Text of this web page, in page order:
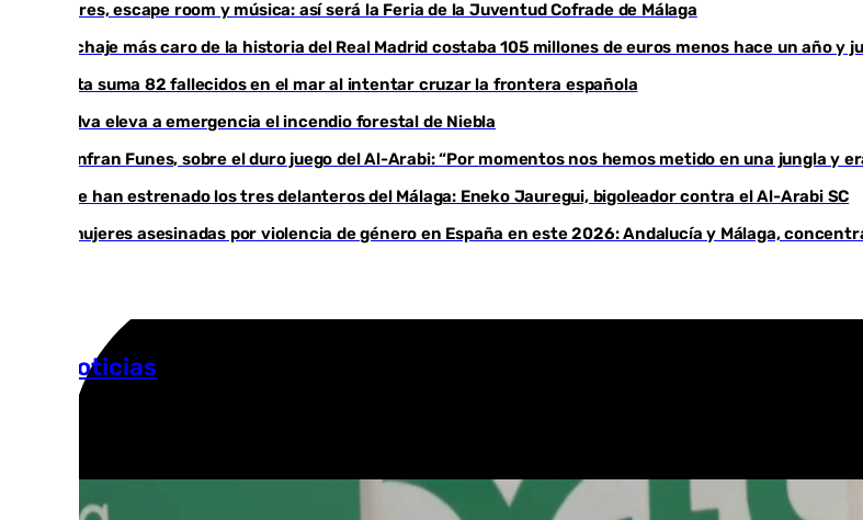
Talleres, escape room y música: así será la Feria de la Juventud Cofrade de Málaga
El fichaje más caro de la historia del Real Madrid costaba 105 millones de euros menos hace un año y
Ceuta suma 82 fallecidos en el mar al intentar cruzar la frontera española
Huelva eleva a emergencia el incendio forestal de Niebla
Juanfran Funes, sobre el duro juego del Al-Arabi: “Por momentos nos hemos metido en una jungla y
Ya se han estrenado los tres delanteros del Málaga: Eneko Jauregui, bigoleador contra el Al-Arabi SC
35 mujeres asesinadas por violencia de género en España en este 2026: Andalucía y Málaga,
Más noticias